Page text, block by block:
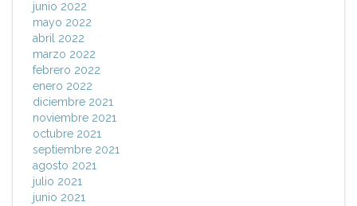
junio 2022
mayo 2022
abril 2022
marzo 2022
febrero 2022
enero 2022
diciembre 2021
noviembre 2021
octubre 2021
septiembre 2021
agosto 2021
julio 2021
junio 2021